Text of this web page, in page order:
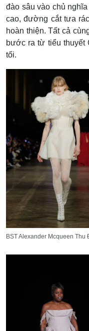
đào sâu vào chủ
cao, đường cắt tưa
hoàn thiện. Tất cả
bước ra từ tiểu thuyết
tối.
BST Alexander Mcqueen Thu